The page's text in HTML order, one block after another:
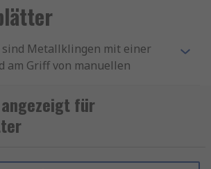
sind Metallklingen mit einer
am Griff von manuellen
einem scharfen Draht
steht, und die TPI einer Säge
für